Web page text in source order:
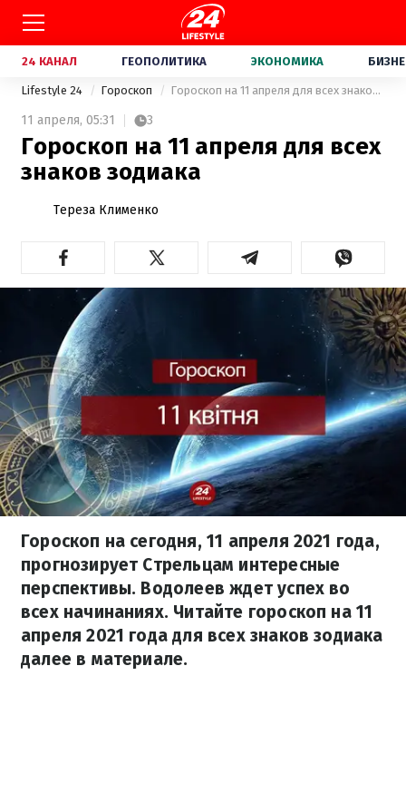
24 КАНАЛ ГЕОПОЛИТИКА ЭКОНОМИКА
Lifestyle 24 Гороскоп Гороскоп на 11 апреля для всех знаков зодиака
11 апреля, 05:31 3
Гороскоп на 11 апреля для всех
знаков зодиака
Тереза Клименко
Гороскоп на сегодня, 11 апреля 2021 года,
прогнозирует Стрельцам интересные
перспективы. Водолеев ждет успех во
всех начинаниях. Читайте гороскоп на 11
апреля 2021 года для всех знаков зодиака
далее в материале.